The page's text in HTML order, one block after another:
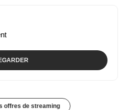
offres de streaming